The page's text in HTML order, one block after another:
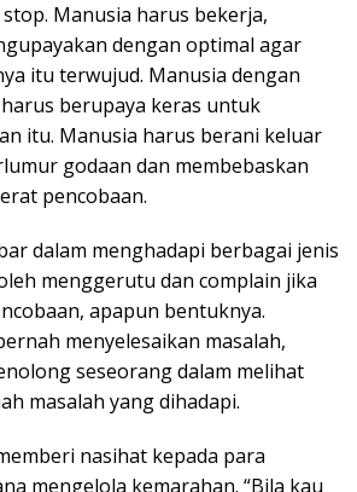
Manusia harus bekerja,
dengan optimal agar
itu terwujud. Manusia dengan
berupaya keras untuk
itu. Manusia harus berani keluar
godaan dan membebaskan
pencobaan.
dalam menghadapi berbagai jenis
menggerutu dan complain jika
apapun bentuknya.
menyelesaikan masalah,
seseorang dalam melihat
masalah yang dihadapi.
nasihat kepada para
mengelola kemarahan. “Bila kau